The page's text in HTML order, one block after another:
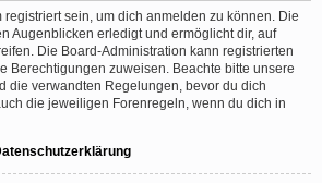
registriert sein, um dich anmelden zu können. Die
Augenblicken erledigt und ermöglicht dir, auf
Die Board-Administration kann registrierten
Berechtigungen zuweisen. Beachte bitte unsere
die verwandten Regelungen, bevor du dich
die jeweiligen Forenregeln, wenn du dich in